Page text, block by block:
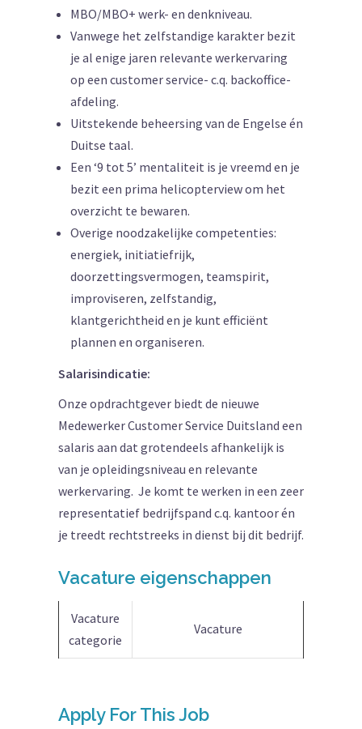
MBO/MBO+ werk- en denkniveau.
Vanwege het zelfstandige karakter bezit
je al enige jaren relevante werkervaring
op een customer service- c.q. backoffice-
afdeling.
Uitstekende beheersing van de Engelse én
Duitse taal.
Een ‘9 tot 5’ mentaliteit is je vreemd en je
bezit een prima helicopterview om het
overzicht te bewaren.
Overige noodzakelijke competenties:
energiek, initiatiefrijk,
doorzettingsvermogen, teamspirit,
improviseren, zelfstandig,
klantgerichtheid en je kunt efficiënt
plannen en organiseren.
Salarisindicatie:
Onze opdrachtgever biedt de nieuwe
Medewerker Customer Service Duitsland een
salaris aan dat grotendeels afhankelijk is
van je opleidingsniveau en relevante
werkervaring. Je komt te werken in een zeer
representatief bedrijfspand c.q. kantoor én
je treedt rechtstreeks in dienst bij dit bedrijf.
Vacature eigenschappen
Vacature
categorie
Vacature
Apply For This Job